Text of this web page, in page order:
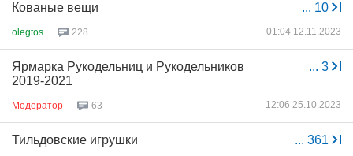
... 10
Кованые вещи
olegtos 228 01:04 12.11.2023
... 3
Ярмарка Рукодельниц и Рукодельников
2019-2021
Модератор 63 12:06 25.10.2023
... 361
Тильдовские игрушки